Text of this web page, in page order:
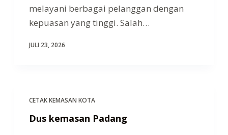
melayani berbagai pelanggan dengan
kepuasan yang tinggi. Salah…
JULI 23, 2026
CETAK KEMASAN KOTA
Dus kemasan Padang